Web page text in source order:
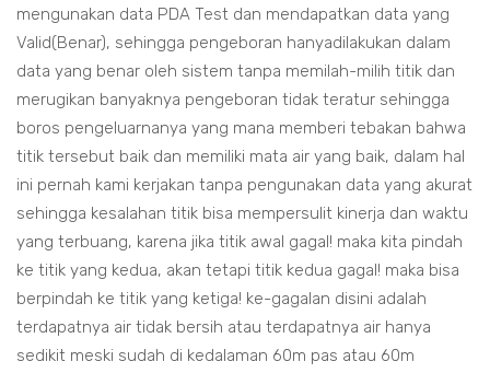
mengunakan data PDA Test dan mendapatkan data yang
Valid(Benar), sehingga pengeboran hanyadilakukan dalam
data yang benar oleh sistem tanpa memilah-milih titik dan
merugikan banyaknya pengeboran tidak teratur sehingga
boros pengeluarnanya yang mana memberi tebakan bahwa
titik tersebut baik dan memiliki mata air yang baik, dalam hal
ini pernah kami kerjakan tanpa pengunakan data yang akurat
sehingga kesalahan titik bisa mempersulit kinerja dan waktu
yang terbuang, karena jika titik awal gagal! maka kita pindah
ke titik yang kedua, akan tetapi titik kedua gagal! maka bisa
berpindah ke titik yang ketiga! ke-gagalan disini adalah
terdapatnya air tidak bersih atau terdapatnya air hanya
sedikit meski sudah di kedalaman 60m pas atau 60m